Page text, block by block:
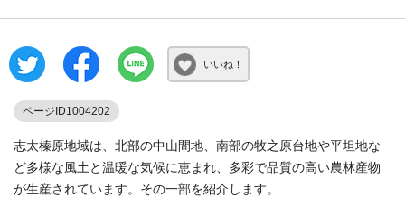
いいね！
ページID1004202
志太榛原地域は、北部の中山間地、南部の牧之原台地や平坦地な
ど多様な風土と温暖な気候に恵まれ、多彩で品質の高い農林産物
が生産されています。その一部を紹介します。